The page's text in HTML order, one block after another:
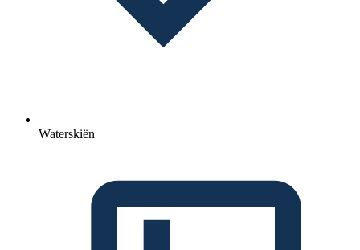
Waterskiën